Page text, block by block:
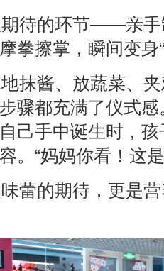
待的环节——亲手
拳擦掌，瞬间变身
抹酱、放蔬菜、
骤都充满了仪式
己手中诞生时，
。“妈妈你看！这
蕾的期待，更是营